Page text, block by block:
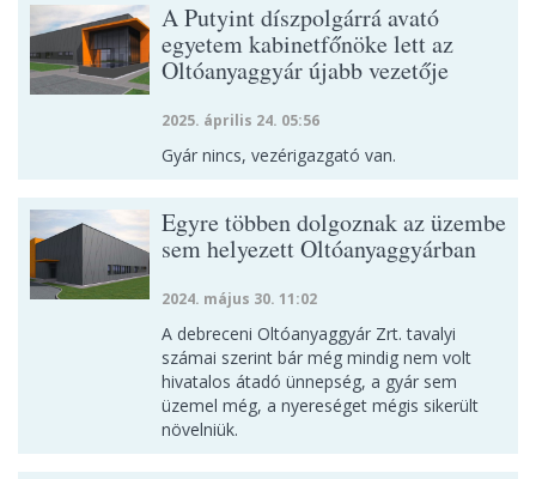
A Putyint díszpolgárrá avató
egyetem kabinetfőnöke lett az
Oltóanyaggyár újabb vezetője
2025. április 24. 05:56
Gyár nincs, vezérigazgató van.
Egyre többen dolgoznak az üzembe
sem helyezett Oltóanyaggyárban
2024. május 30. 11:02
A debreceni Oltóanyaggyár Zrt. tavalyi
számai szerint bár még mindig nem volt
hivatalos átadó ünnepség, a gyár sem
üzemel még, a nyereséget mégis sikerült
növelniük.